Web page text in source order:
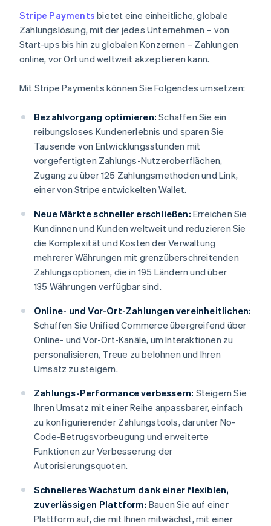
Stripe Payments bietet eine einheitliche, globale
Zahlungslösung, mit der jedes Unternehmen – von
Start-ups bis hin zu globalen Konzernen – Zahlungen
online, vor Ort und weltweit akzeptieren kann.
Mit Stripe Payments können Sie Folgendes umsetzen:
Bezahlvorgang optimieren: Schaffen Sie ein
reibungsloses Kundenerlebnis und sparen Sie
Tausende von Entwicklungsstunden mit
vorgefertigten Zahlungs-Nutzeroberflächen,
Zugang zu über 125 Zahlungsmethoden und Link,
einer von Stripe entwickelten Wallet.
Neue Märkte schneller erschließen: Erreichen Sie
Kundinnen und Kunden weltweit und reduzieren Sie
die Komplexität und Kosten der Verwaltung
mehrerer Währungen mit grenzüberschreitenden
Zahlungsoptionen, die in 195 Ländern und über
135 Währungen verfügbar sind.
Online- und Vor-Ort-Zahlungen vereinheitlichen:
Schaffen Sie Unified Commerce übergreifend über
Online- und Vor-Ort-Kanäle, um Interaktionen zu
personalisieren, Treue zu belohnen und Ihren
Umsatz zu steigern.
Zahlungs-Performance verbessern: Steigern Sie
Ihren Umsatz mit einer Reihe anpassbarer, einfach
zu konfigurierender Zahlungstools, darunter No-
Code-Betrugsvorbeugung und erweiterte
Funktionen zur Verbesserung der
Autorisierungsquoten.
Schnelleres Wachstum dank einer flexiblen,
zuverlässigen Plattform: Bauen Sie auf einer
Plattform auf, die mit Ihnen mitwächst, mit einer